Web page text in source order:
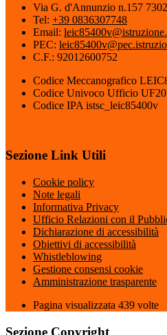
Via G. d'Annunzio n.157
Tel: +39 0836307748
Email:
PEC:
C.F.: 92012600752
Codice Meccanografico
Codice Univoco Ufficio
Codice IPA istsc_leic85400v
Sezione Link Utili
Cookie policy
Note legali
Informativa Privacy
Ufficio Relazioni con il
Dichiarazione di accessibilità
Obiettivi di accessibilità
Whistleblowing
Gestione consensi cookie
Amministrazione trasparente
Pagina visualizzata 439 volte
Sezione Copyright